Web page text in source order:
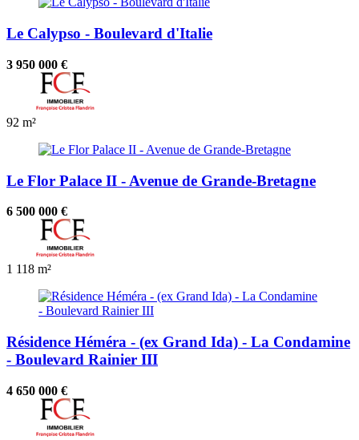
Le Calypso - Boulevard d'Italie
3 950 000 €
92 m²
Le Flor Palace II - Avenue de Grande-Bretagne
6 500 000 €
1 118 m²
Résidence Héméra - (ex Grand Ida) - La Condamine
- Boulevard Rainier III
4 650 000 €